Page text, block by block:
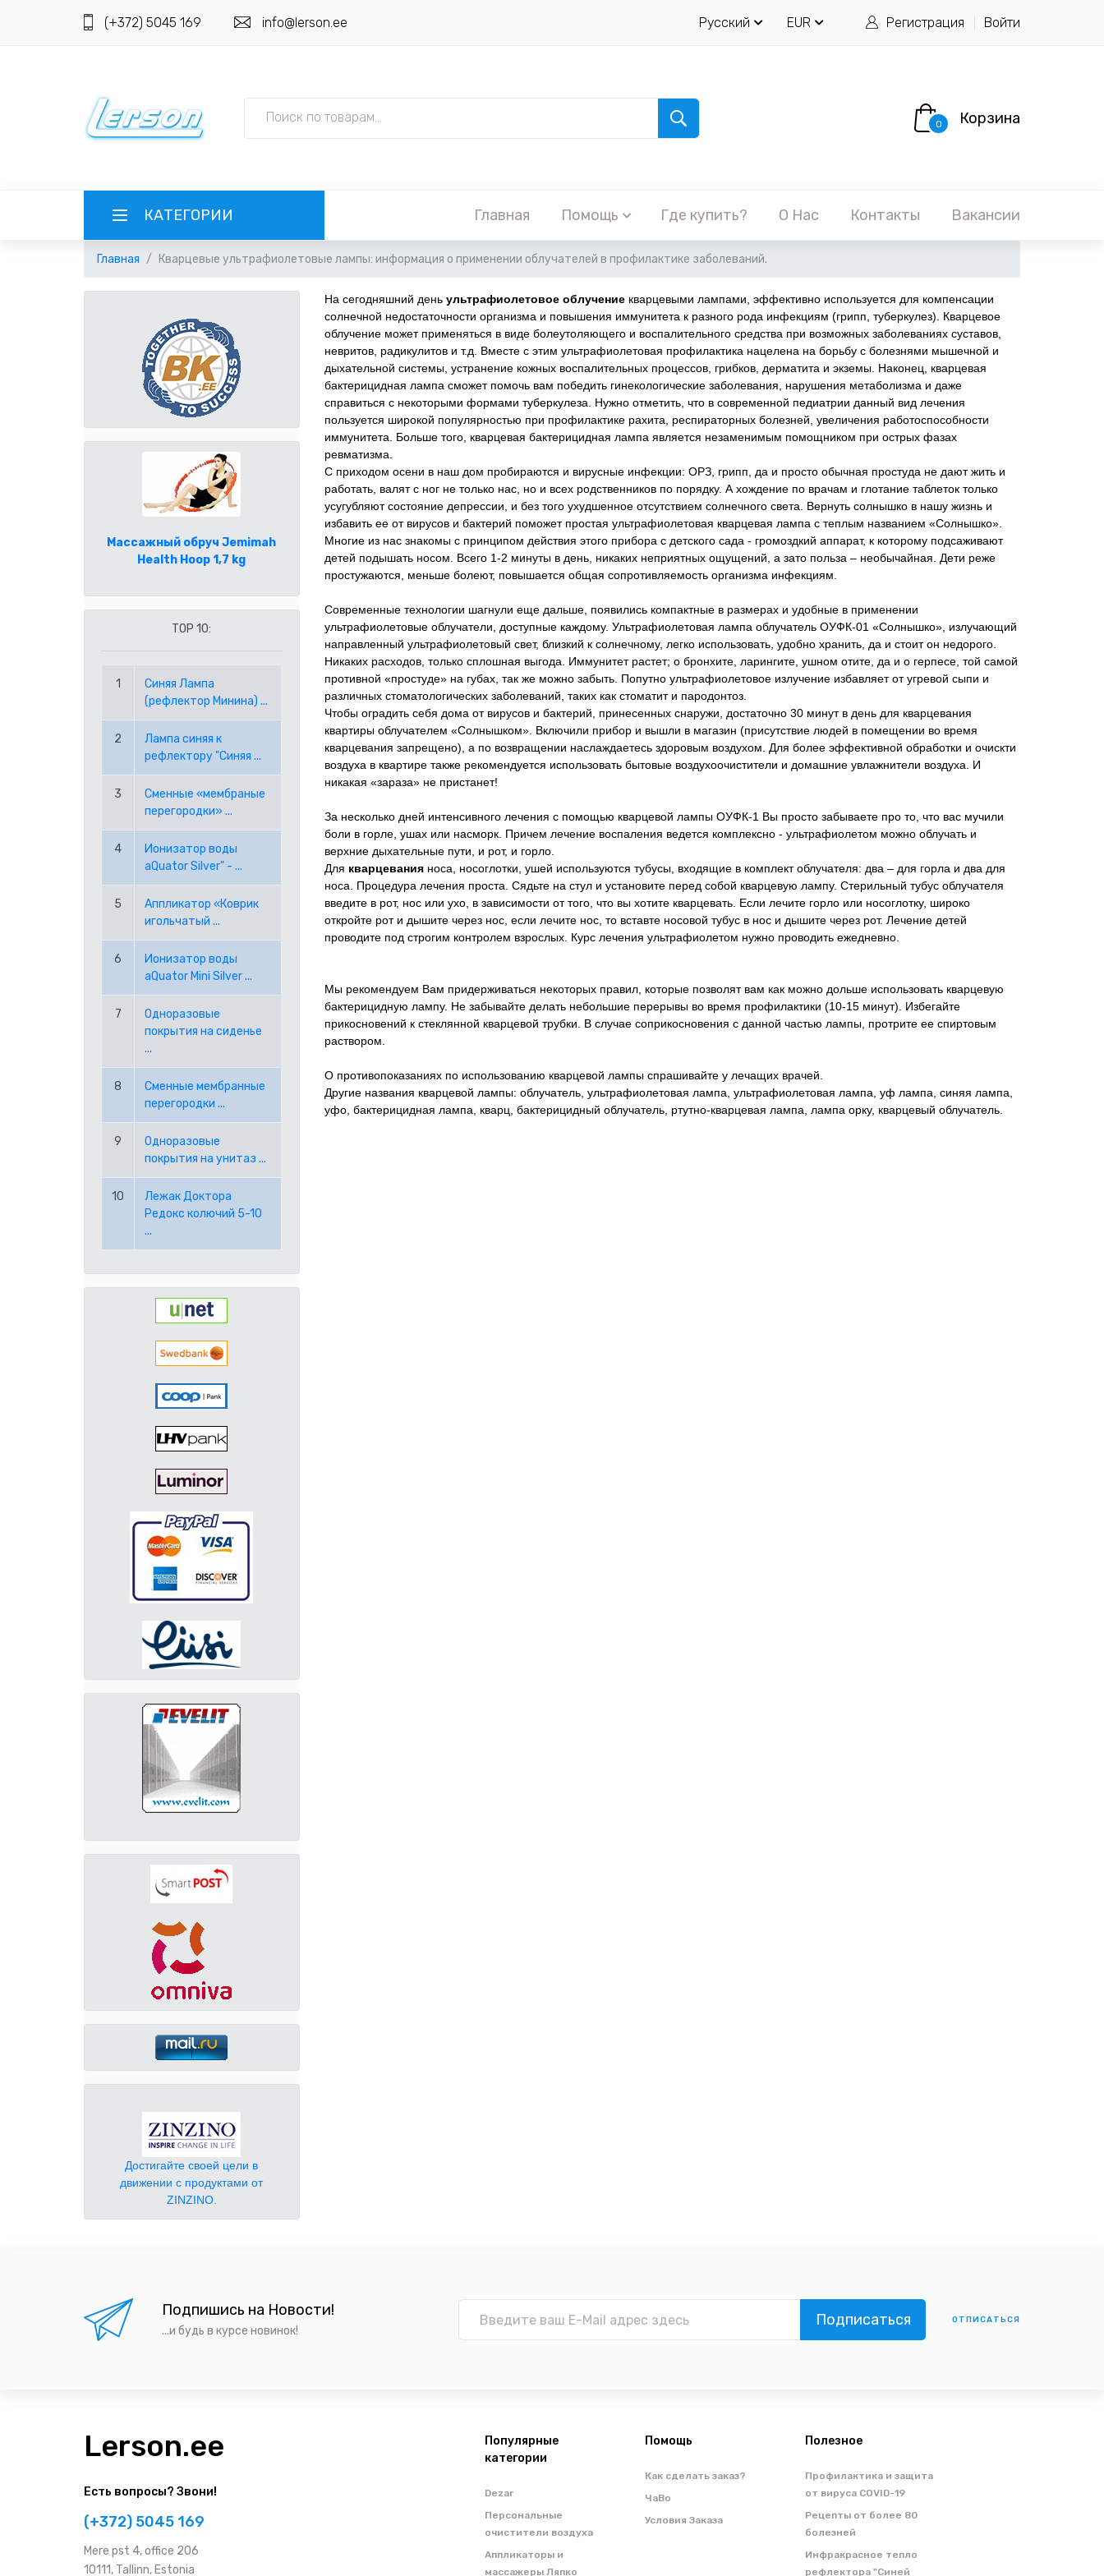
(+372) 5045 169 info@lerson.ee Русский EUR Регистрация Войти
0 Корзина
КАТЕГОРИИ Главная Помощь Где купить? О Нас Контакты Вакансии
ENGLISH
EUR ЕВРО
AUD АВСТРАЛИЙСКИЙ ДОЛЛАР
CAD КАНАДСКИЙ ДОЛЛАР
CHF ШВЕЙЦАРСКИЙ ФРАНК
JPY ЯПОНСКАЯ ЙЕНА
KRW ВОНА РЕСПУБЛИКИ КОРЕЯ
NOK НОРВЕЖСКАЯ КРОНА
NZD НОВОЗЕЛАНДСКИЙ ДОЛЛАР
PLN ПОЛЬСКИЙ ЗЛОТЫЙ
RON РУМЫНСКИЙ ЛЕЙ
RUB РОССИЙСКИЙ РУБЛЬ
SEK ШВЕДСКАЯ КРОНА
TRY ТУРЕЦКАЯ ЛИРА
USD АМЕРИКАНСКИЙ ДОЛЛАР
PPE PAYPAL (EUR)
PPD PAYPAL (USD)
РЕГИСТРАЦИЯ
ГЛАВНАЯ
ЧАСТО ЗАДАВАЕМЫЕ ВОПРОСЫ
УСЛОВИЯ ЗАКАЗА
КОНТАКТЫ
ВАКАНСИИ
(+372) 5045 169 info@lerson.ee
Главная Кварцевые ультрафиолетовые лампы: информация о применении облучателей в профилактике заболеваний.
Массажный обруч Jemimah
Health Hoop 1,7 kg
TOP 10:
1
Синяя Лампа
(рефлектор Минина) ...
2
Лампа синяя к
рефлектору "Синяя ...
3
Сменные «мембраные
перегородки» ...
4
Ионизатор воды
aQuator Silver" - ...
5
Аппликатор «Коврик
игольчатый ...
6
Ионизатор воды
aQuator Mini Silver ...
7
Одноразовые
покрытия на сиденье
...
8
Сменные мембранные
перегородки ...
9
Одноразовые
покрытия на унитаз ...
10
Лежак Доктора
Редокс колючий 5-10
...
Достигайте своей цели в
движении с продуктами от
ZINZINO.
На сегодняшний день ультрафиолетовое облучение кварцевыми лампами, эффективно используется для компенсации
солнечной недостаточности организма и повышения иммунитета к разного рода инфекциям (грипп, туберкулез). Кварцевое
облучение может применяться в виде болеутоляющего и воспалительного средства при возможных заболеваниях суставов,
невритов, радикулитов и т.д. Вместе с этим ультрафиолетовая профилактика нацелена на борьбу с болезнями мышечной и
дыхательной системы, устранение кожных воспалительных процессов, грибков, дерматита и экземы. Наконец, кварцевая
бактерицидная лампа сможет помочь вам победить гинекологические заболевания, нарушения метаболизма и даже
справиться с некоторыми формами туберкулеза. Нужно отметить, что в современной педиатрии данный вид лечения
пользуется широкой популярностью при профилактике рахита, респираторных болезней, увеличения работоспособности
иммунитета. Больше того, кварцевая бактерицидная лампа является незаменимым помощником при острых фазах
ревматизма.
С приходом осени в наш дом пробираются и вирусные инфекции: ОРЗ, грипп, да и просто обычная простуда не дают жить и
работать, валят с ног не только нас, но и всех родственников по порядку. А хождение по врачам и глотание таблеток только
усугубляют состояние депрессии, и без того ухудшенное отсутствием солнечного света. Вернуть солнышко в нашу жизнь и
избавить ее от вирусов и бактерий поможет простая ультрафиолетовая кварцевая лампа с теплым названием «Солнышко».
Многие из нас знакомы с принципом действия этого прибора с детского сада - громоздкий аппарат, к которому подсаживают
детей подышать носом. Всего 1-2 минуты в день, никаких неприятных ощущений, а зато польза – необычайная. Дети реже
простужаются, меньше болеют, повышается общая сопротивляемость организма инфекциям.
Современные технологии шагнули еще дальше, появились компактные в размерах и удобные в применении
ультрафиолетовые облучатели, доступные каждому. Ультрафиолетовая лампа облучатель ОУФК-01 «Солнышко», излучающий
направленный ультрафиолетовый свет, близкий к солнечному, легко использовать, удобно хранить, да и стоит он недорого.
Никаких расходов, только сплошная выгода. Иммунитет растет; о бронхите, ларингите, ушном отите, да и о герпесе, той самой
противной «простуде» на губах, так же можно забыть. Попутно ультрафиолетовое излучение избавляет от угревой сыпи и
различных стоматологических заболеваний, таких как стоматит и пародонтоз.
Чтобы оградить себя дома от вирусов и бактерий, принесенных снаружи, достаточно 30 минут в день для кварцевания
квартиры облучателем «Солнышком». Включили прибор и вышли в магазин (присутствие людей в помещении во время
кварцевания запрещено), а по возвращении наслаждаетесь здоровым воздухом. Для более эффективной обработки и очискти
воздуха в квартире также рекомендуется использовать бытовые воздухоочистители и домашние увлажнители воздуха. И
никакая «зараза» не пристанет!
За несколько дней интенсивного лечения с помощью кварцевой лампы ОУФК-1 Вы просто забываете про то, что вас мучили
боли в горле, ушах или насморк. Причем лечение воспаления ведется комплексно - ультрафиолетом можно облучать и
верхние дыхательные пути, и рот, и горло.
Для кварцеванияноса, носоглотки, ушей используются тубусы, входящие в комплект облучателя: два – для горла и два для
носа. Процедура лечения проста. Сядьте на стул и установите перед собой кварцевую лампу. Стерильный тубус облучателя
введите в рот, нос или ухо, в зависимости от того, что вы хотите кварцевать. Если лечите горло или носоглотку, широко
откройте рот и дышите через нос, если лечите нос, то вставте носовой тубус в нос и дышите через рот. Лечение детей
проводите под строгим контролем взрослых. Курс лечения ультрафиолетом нужно проводить ежедневно.
Мы рекомендуем Вам придерживаться некоторых правил, которые позволят вам как можно дольше использовать кварцевую
бактерицидную лампу. Не забывайте делать небольшие перерывы во время профилактики (10-15 минут). Избегайте
прикосновений к стеклянной кварцевой трубки. В случае соприкосновения с данной частью лампы, протрите ее спиртовым
раствором.
О противопоказаниях по использованию кварцевой лампы спрашивайте у лечащих врачей.
Другие названия кварцевой лампы: облучатель, ультрафиолетовая лампа, ультрафиолетовая лампа, уф лампа, синяя лампа,
уфо, бактерицидная лампа, кварц, бактерицидный облучатель, ртутно-кварцевая лампа, лампа орку, кварцевый облучатель.
Подпишись на Новости!
...и будь в курсе новинок!
ОТПИСАТЬСЯ
Lerson.ee
Есть вопросы? Звони!
(+372) 5045 169
Мere pst 4, office 206
10111, Tallinn, Estonia
Популярные
категории
Dezar
Персональные
очистители воздуха
Аппликаторы и
массажеры Ляпко
Помощь
Как сделать заказ?
ЧаВо
Условия Заказа
Полезное
Профилактика и защита
от вируса COVID-19
Рецепты от более 80
болезней
Инфракрасное тепло
рефлектора "Синей